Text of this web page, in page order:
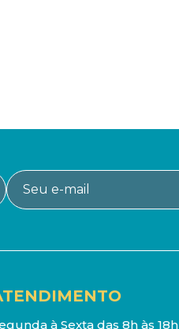
à Sexta das 8h às 18h